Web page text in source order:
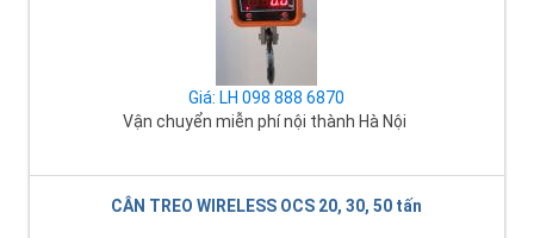
Giá: LH 098 888 6870
Vận chuyển miễn phí nội thành Hà Nội
CÂN TREO WIRELESS OCS 20, 30, 50 tấn